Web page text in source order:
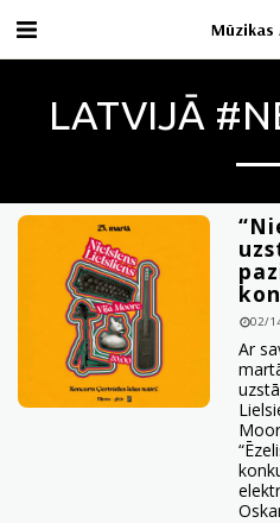
Mūzikas
LATVIJĀ
02/
Ar